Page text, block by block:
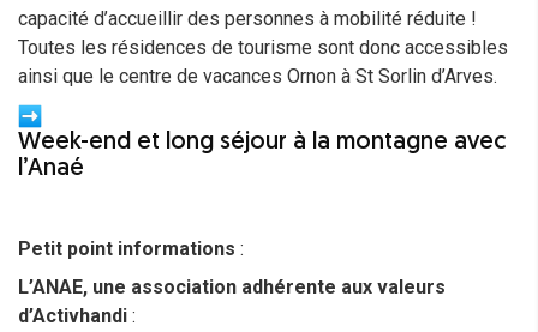
capacité d’accueillir des personnes à mobilité réduite !
Toutes les résidences de tourisme sont donc accessibles
ainsi que le centre de vacances Ornon à St Sorlin d’Arves.
Week-end et long séjour à la montagne avec
l’Anaé
Petit point informations :
L’ANAE, une association adhérente aux valeurs
d’Activhandi :